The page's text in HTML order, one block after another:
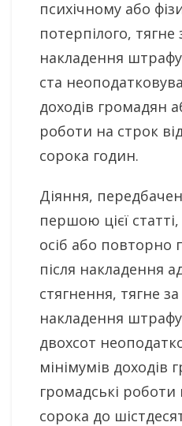
психічному або
потерпілого,
накладення штрафу
ста
доходів громадян
роботи на строк
сорока годин.
Діяння,
першою цієї
осіб або повторно
після накладення
стягнення, тягне
накладення штрафу
двохсот
мінімумів доходів
громадські роботи
сорока до